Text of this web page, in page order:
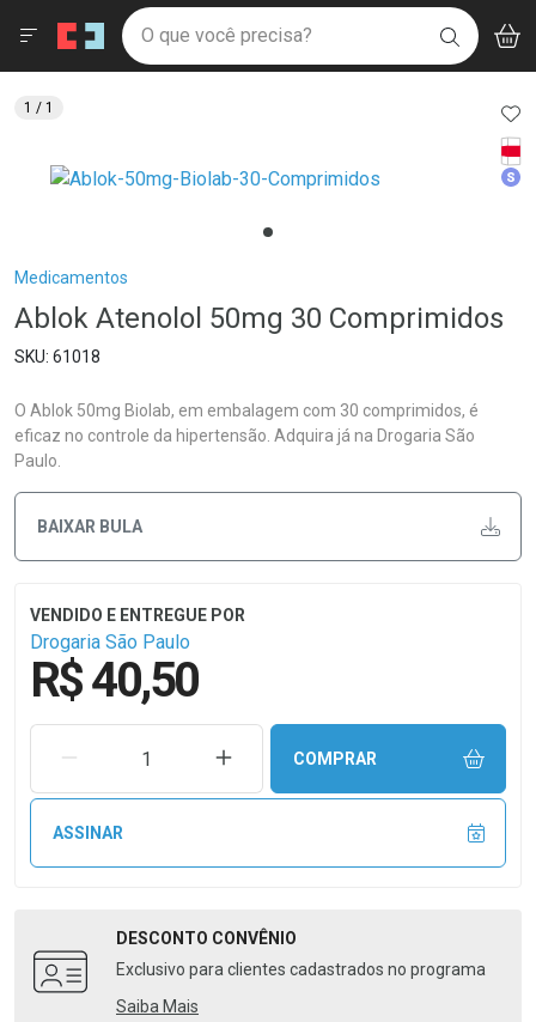
Drogaria São Paulo
Ir direto para a home
pela página
Ir direto para o conteúdo
Ir direto para a busca
Ir direto para a conta
Ir direto para a notificações
Ir direto para o carrinho
Faça a sua busca
O que você precisa? BUSCAR
Menu
Breadcrumb
Medicamentos
Ablok Atenolol 50mg 30 Comprimidos
61018
O Ablok 50mg Biolab, em embalagem com 30 comprimidos, é
eficaz no controle da hipertensão. Adquira já na Drogaria São
Paulo.
BAIXAR BULA
Drogaria São Paulo
R$ 40,50
REMOVER UMA UNIDADEAUMENTAR UMA UNIDADE
COMPRAR
ASSINAR
DESCONTO CONVÊNIO
Exclusivo para clientes cadastrados no programa
Saiba Mais
1 / 1